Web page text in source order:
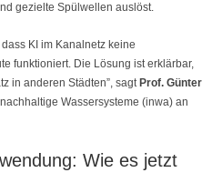
gezielte Spülwellen auslöst.
KI im Kanalnetz keine
funktioniert. Die Lösung ist erklärbar,
in anderen Städten”, sagt Prof. Günter
Wassersysteme (inwa) an
Wie es jetzt